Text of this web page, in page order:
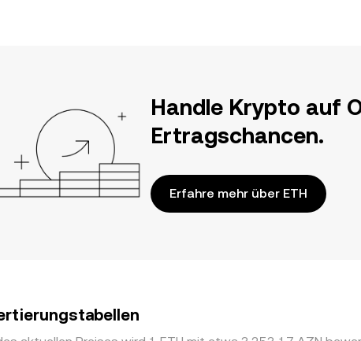
Handle Krypto auf
Ertragschancen.
Erfahre mehr über ETH